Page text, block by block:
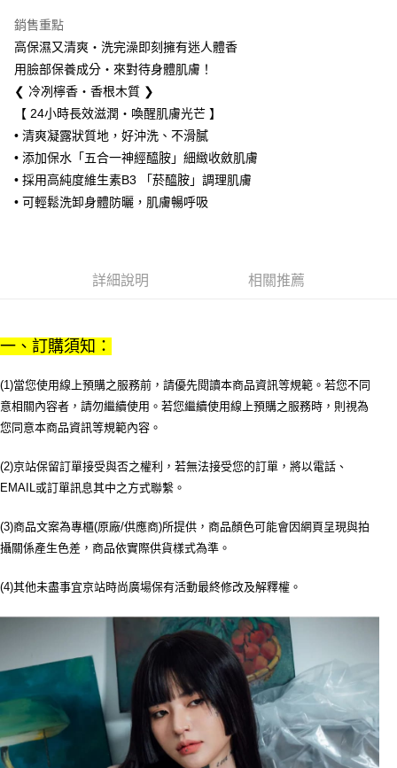
2.付款方式選擇「大哥付你分期」，訂單成立後會自動跳轉到大哥付的交易
流程，驗證手機門號後，選擇欲分期的期數、繳款截止日，確認付款後即完
成交易。
3.實際核准額度、可分期數及費用金額請依後續交易確認頁面所載為準。
4.訂單成立30分鐘內，如未前往確認交易或遇審核未通過，訂單將自動取
消。如遇「轉專審核」未通過狀況，表示未達大哥付你分期系統評分，恕無
法說明評估內容。
【繳款方式說明】
1.分期款項不併入電信帳單，「大哥付你分期」於每月結算日後寄送繳費提
2.透過簡訊連結打開帳單後，可選擇「超商條碼／台灣大直營門市／銀行轉
帳／街口支付／iPASS MONEY」等通路繳費。
買賣價金債權讓與本公司後，依約使用本公司帳單繳交帳款。
3.完整用戶服務條款，請詳閱以下連結：
相關說明
【關於「AFTEE先享後付」】
AFTEE先享後付是「在收到商品之後才付款」的支付方式。 讓您購物簡單
１．簡單：不需註冊會員、不需綁卡、不需儲值。
２．便利：只要手機號碼，簡訊認證，即可結帳。
３．安心：先確認商品／服務後，再付款。
【「AFTEE先享後付」結帳流程】
１．於結帳方式選擇「AFTEE先享後付」後，將跳轉至「AFTEE先享後付」
２．訂單成立數日內，您將收到繳費通知簡訊。
購買商品的店家。未經商家同意取消之訂單仍視為有效，需透過AFTEE先享
後付繳納相關費用。
客戶支援中心」https://netprotections.freshdesk.com/support/home
１．透過由恩沛科技股份有限公司提供之「AFTEE先享後付」服務完成之交
易，需依本服務之必要範圍內提供個人資料，並將交易相關給付款項請求債
權轉讓予恩沛科技股份有限公司。
２．關於個人資料處理事宜，請瀏覽以下網址：
３．未成年的使用者請事先徵得法定代理人或監護人之同意方可使用
任。
時審查核予不同之上限額度；若仍有額度不足之情形，本公司將視審查結果
請求用戶進行身份認證。
ATM付款
運送方式
付款後全家取貨
每筆NT$70，滿NT$899(含以上)免運費
付款後7-11取貨
每筆NT$100，滿NT$1,000(含以上)免運費
免運費
銷售重點
高保濕又清爽・洗完澡即刻擁有迷人體香
用臉部保養成分・來對待身體肌膚！
❮ 冷冽檸香・香根木質 ❯
【 24小時長效滋潤・喚醒肌膚光芒 】
• 清爽凝露狀質地，好沖洗、不滑膩
• 添加保水「五合一神經醯胺」細緻收斂肌膚
• 採用高純度維生素B3 「菸醯胺」調理肌膚
• 可輕鬆洗卸身體防曬，肌膚暢呼吸
詳細說明 相關推薦
一、訂購須知：
(1)當您使用線上預購之服務前，請優先閱讀本商品資訊等規範。若您不同
意相關內容者，請勿繼續使用。若您繼續使用線上預購之服務時，則視為
您同意本商品資訊等規範內容。
(2)京站保留訂單接受與否之權利，若無法接受您的訂單，將以電話、
EMAIL或訂單訊息其中之方式聯繫。
(3)商品文案為專櫃(原廠/供應商)所提供，商品顏色可能會因網頁呈現與拍
攝關係產生色差，商品依實際供貨樣式為準。
(4)其他未盡事宜京站時尚廣場保有活動最終修改及解釋權。